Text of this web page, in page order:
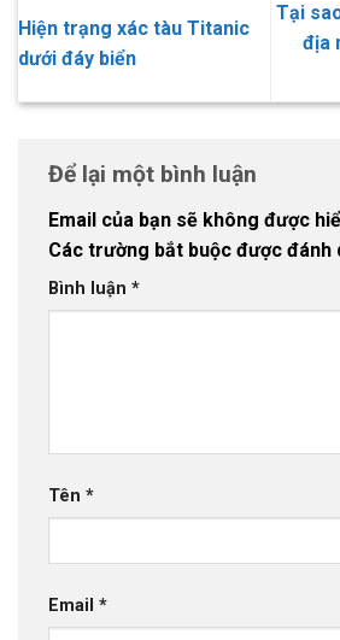
Hiện trạng xác tàu Titanic
dưới đáy biển
Tại
địa
Để lại một bình luận
Email của bạn sẽ không được
Các trường bắt buộc được đánh
Bình luận *
Tên *
Email *